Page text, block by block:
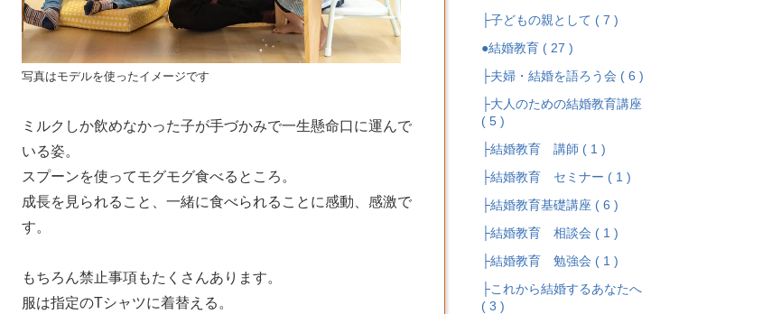
写真はモデルを使ったイメージです
ミルクしか飲めなかった子が手づかみで一生懸命口に運んで
いる姿。
スプーンを使ってモグモグ食べるところ。
成長を見られること、一緒に食べられることに感動、感激で
す。
もちろん禁止事項もたくさんあります。
服は指定のTシャツに着替える。
├子どもの親として ( 7 )
●結婚教育 ( 27 )
├夫婦・結婚を語ろう会 ( 6 )
├大人のための結婚教育講座
( 5 )
├結婚教育 講師 ( 1 )
├結婚教育 セミナー ( 1 )
├結婚教育基礎講座 ( 6 )
├結婚教育 相談会 ( 1 )
├結婚教育 勉強会 ( 1 )
├これから結婚するあなたへ
( 3 )